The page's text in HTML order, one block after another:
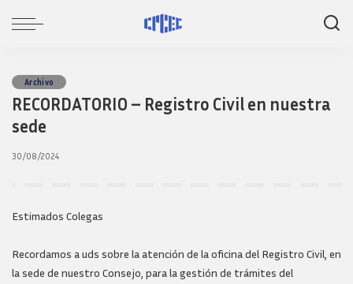
Archivo
RECORDATORIO – Registro Civil en nuestra
sede
30/08/2024
Estimados Colegas
Recordamos a uds sobre la atención de la oficina del Registro Civil, en
la sede de nuestro Consejo, para la gestión de trámites del